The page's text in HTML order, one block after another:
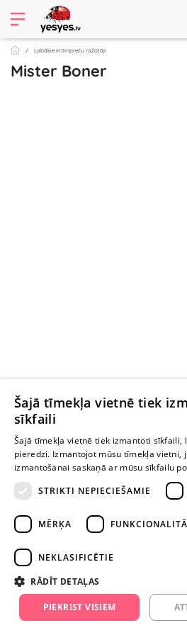
Labākie intīmpreču ražotāji
Mister Boner
Ievērībai: Yesyes.lv satur atklātu
šo vietni vari tikai no 18 gadu
info@yesyes.lv
facebook.com/yesyes.lv
Instagram/yesyes.lv
Šajā tīmekļa vietnē tiek
sīkfaili
Šajā tīmekļa vietnē tiek izmantoti sīkfaili,
pieredzi. Izmantojot mūsu tīmekļa vietni,
izmantošanai saskaņā ar mūsu sīkfailu
STRIKTI NEPIECIEŠAMIE
MĒRĶA
NEKLASIFICĒTIE
RĀDĪT DETAĻAS
PIEKRIST VISIEM